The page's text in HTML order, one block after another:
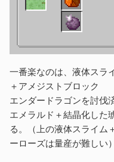
一番楽なのは、液体スラ
＋アメジストブロック
エンダードラゴンを討伐
エメラルド＋結晶化した
る。（上の液体スライム
ーローズは量産が難しい）